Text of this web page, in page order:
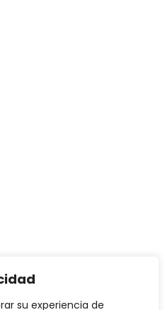
su experiencia de